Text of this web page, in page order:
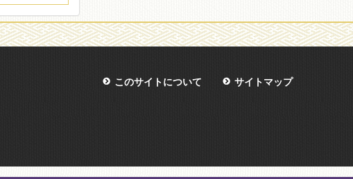
このサイトについて サイトマップ